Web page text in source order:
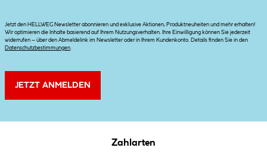
Jetzt den HELLWEG Newsletter abonnieren und exklusive Aktionen, Produktneuheiten und mehr erhalten!
Wir optimieren die Inhalte basierend auf Ihrem Nutzungsverhalten. Ihre Einwilligung können Sie jederzeit
widerrufen – über den Abmeldelink im Newsletter oder in Ihrem Kundenkonto. Details finden Sie in den
Datenschutzbestimmungen
JETZT ANMELDEN
Zahlarten